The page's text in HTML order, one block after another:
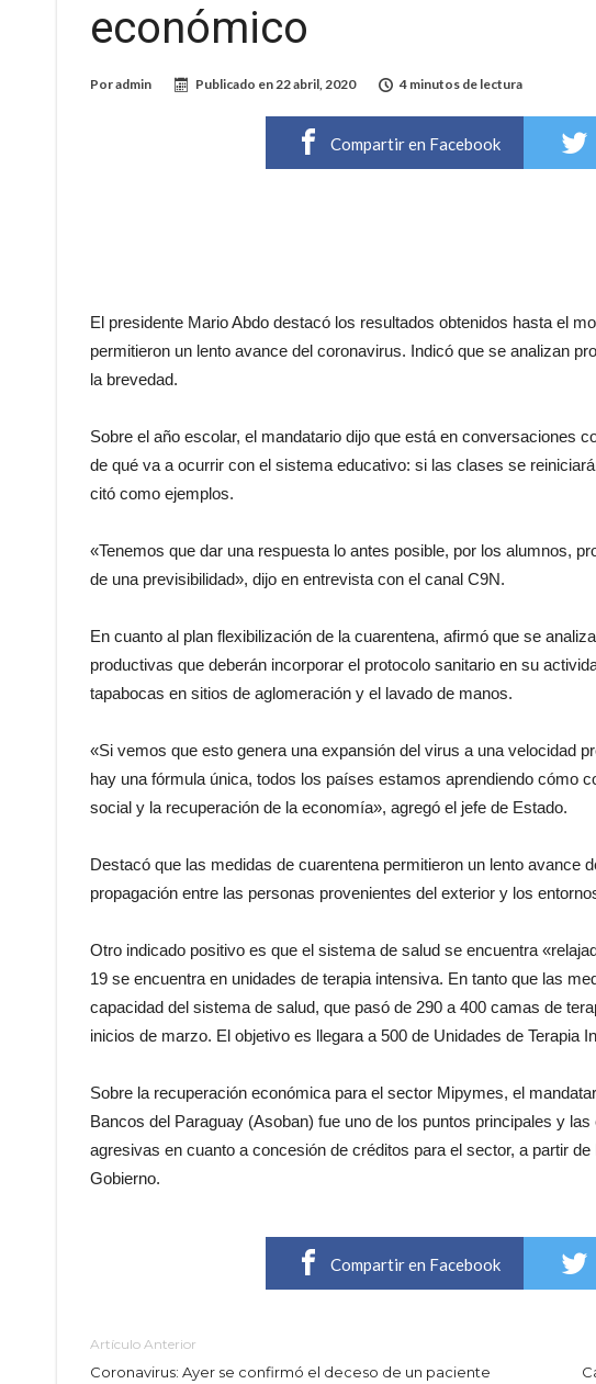
económico
Poradmin Publicado en22 abril, 2020 4 minutos de lectura
Compartir en Facebook
El presidente Mario Abdo destacó los resultados obtenidos hasta el
permitieron un lento avance del coronavirus. Indicó que se analizan
la brevedad.
Sobre el año escolar, el mandatario dijo que está en conversaciones
de qué va a ocurrir con el sistema educativo: si las clases se
citó como ejemplos.
«Tenemos que dar una respuesta lo antes posible, por los alumnos,
de una previsibilidad», dijo en entrevista con el canal C9N.
En cuanto al plan flexibilización de la cuarentena, afirmó que se
productivas que deberán incorporar el protocolo sanitario en su
tapabocas en sitios de aglomeración y el lavado de manos.
«Si vemos que esto genera una expansión del virus a una velocidad
hay una fórmula única, todos los países estamos aprendiendo cómo
social y la recuperación de la economía», agregó el jefe de Estado.
Destacó que las medidas de cuarentena permitieron un lento avance
propagación entre las personas provenientes del exterior y los
Otro indicado positivo es que el sistema de salud se encuentra
19 se encuentra en unidades de terapia intensiva. En tanto que las
capacidad del sistema de salud, que pasó de 290 a 400 camas de
inicios de marzo. El objetivo es llegara a 500 de Unidades de Terapia
Sobre la recuperación económica para el sector Mipymes, el
Bancos del Paraguay (Asoban) fue uno de los puntos principales y
agresivas en cuanto a concesión de créditos para el sector, a partir
Gobierno.
Compartir en Facebook
Artículo Anterior
Coronavirus: Ayer se confirmó el deceso de un paciente